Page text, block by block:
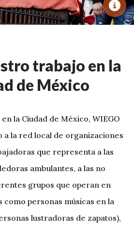
trabajo en la
de México
la Ciudad de México, WIEGO
a la red local de organizaciones
que representa a las
ambulantes, a las no
grupos que operan en
como personas músicas en la
lustradoras de zapatos),